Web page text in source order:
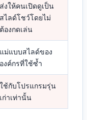
ส่งให้คนเปิดดูเป็น
สไลด์โชว์โดยไม่
ต้องกดเล่น
แม่แบบสไลด์ของ
องค์กรที่ใช้ซ้ำ
ใช้กับโปรแกรมรุ่น
เก่าเท่านั้น